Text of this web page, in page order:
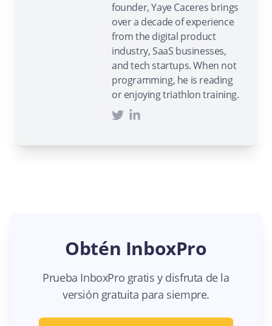
founder, Yaye Caceres brings
over a decade of experience
from the digital product
industry, SaaS businesses,
and tech startups. When not
programming, he is reading
or enjoying triathlon training.
Obtén InboxPro
Prueba InboxPro gratis y disfruta de la
versión gratuita para siempre.